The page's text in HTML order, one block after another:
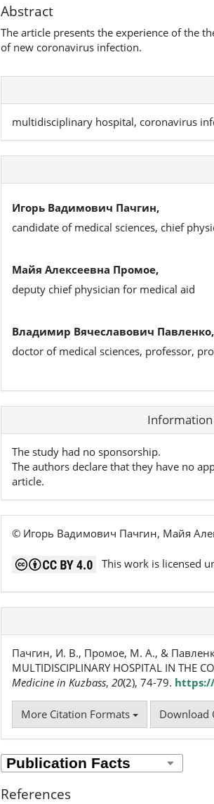
Abstract
The article presents the experience of the
of new coronavirus infection.
multidisciplinary hospital, coronavirus
Игорь Вадимович Пачгин,
candidate of medical sciences, chief
Майя Алексеевна Промое,
deputy chief physician for medical aid
Владимир Вячеславович Павленко,
doctor of medical sciences, professor,
Article
The study had no sponsorship.
The authors declare that they have no
article.
© Игорь Вадимович Пачгин, Майя
This work is licensed
Пачгин, И. В., Промое, М. А., & Павленко,
MULTIDISCIPLINARY HOSPITAL IN THE
Medicine in Kuzbass, 20(2), 74-79. https://
More Citation Formats Download
References